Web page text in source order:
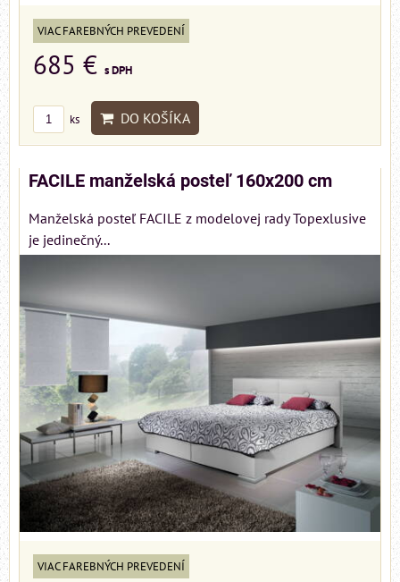
VIAC FAREBNÝCH PREVEDENÍ
685 € s DPH
ks DO KOŠÍKA
FACILE manželská posteľ 160x200 cm
Manželská posteľ FACILE z modelovej rady Topexlusive
je jedinečný...
VIAC FAREBNÝCH PREVEDENÍ